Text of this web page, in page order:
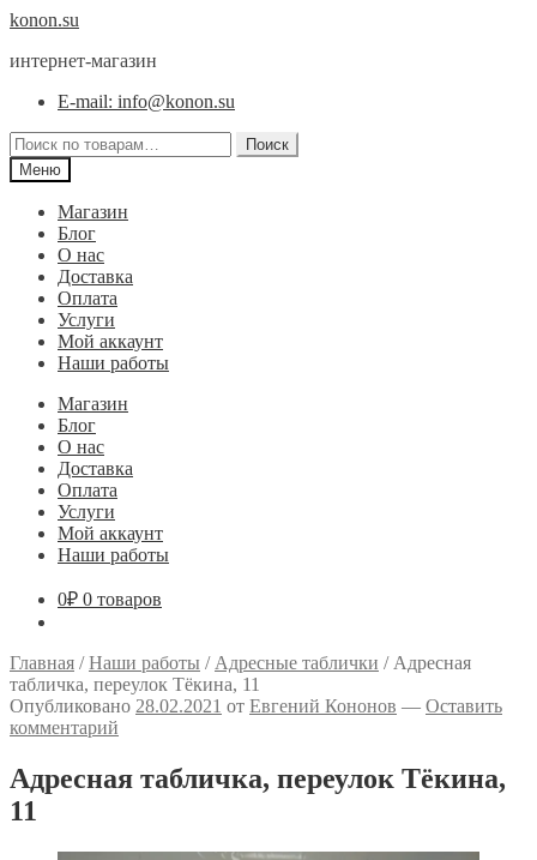
Перейти
навигации
Перейти
содержимому
konon.su
интернет-магазин
E-mail: info@konon.su
Искать:
Поиск
Меню
Магазин
Блог
О нас
Доставка
Оплата
Услуги
Мой аккаунт
Наши работы
Магазин
Блог
О нас
Доставка
Оплата
Услуги
Мой аккаунт
Наши работы
0₽ 0 товаров
Главная /Наши работы / Адресные таблички / Адресная
табличка, переулок Тёкина, 11
Опубликовано 28.02.2021 от Евгений Кононов — Оставить
комментарий
Адресная табличка, переулок Тёкина,
11